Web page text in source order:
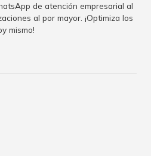
de atención empresarial al
al por mayor. ¡Optimiza los
mismo!